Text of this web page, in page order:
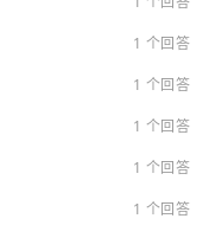
1 个回答
1 个回答
1 个回答
1 个回答
1 个回答